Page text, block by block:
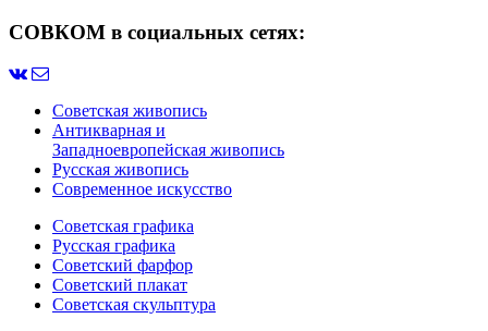
СОВКОМ в социальных сетях:
Советская живопись
Антикварная и
Западноевропейская живопись
Русская живопись
Современное искусство
Советская графика
Русская графика
Советский фарфор
Советский плакат
Советская скульптура